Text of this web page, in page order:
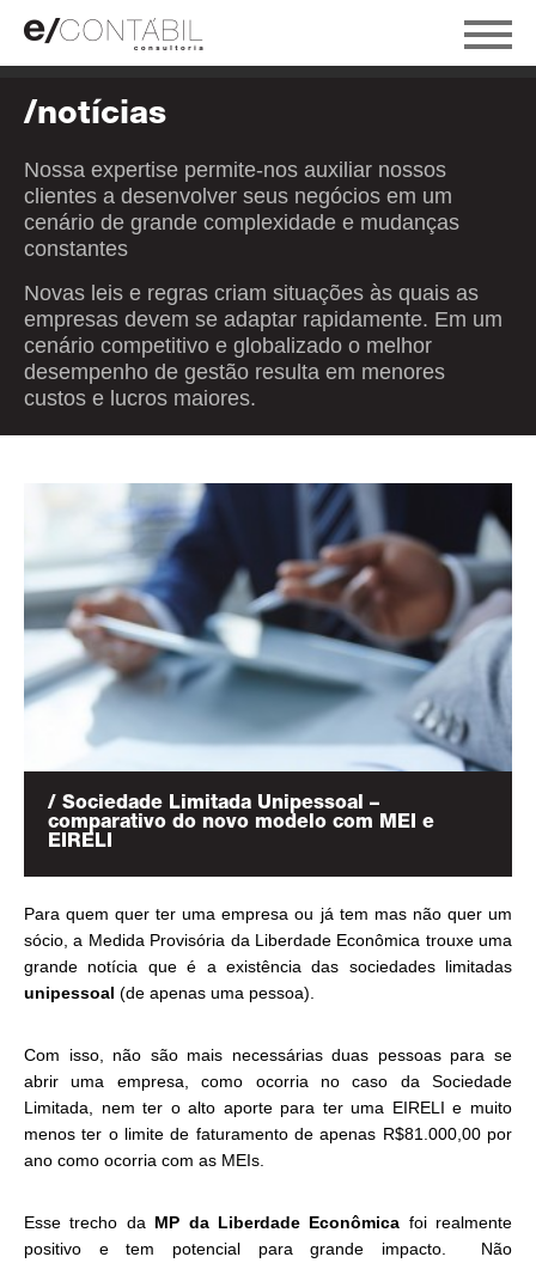
/notícias
Nossa expertise permite-nos auxiliar nossos
clientes a desenvolver seus negócios em um
cenário de grande complexidade e mudanças
constantes
Novas leis e regras criam situações às quais as
empresas devem se adaptar rapidamente. Em um
cenário competitivo e globalizado o melhor
desempenho de gestão resulta em menores
custos e lucros maiores.
/ Sociedade Limitada Unipessoal –
comparativo do novo modelo com MEI e
EIRELI
Para quem quer ter uma empresa ou já tem mas não quer um
sócio, a Medida Provisória da Liberdade Econômica trouxe uma
grande notícia que é a existência das sociedades limitadas
unipessoal (de apenas uma pessoa).
Com isso, não são mais necessárias duas pessoas para se
abrir uma empresa, como ocorria no caso da Sociedade
Limitada, nem ter o alto aporte para ter uma EIRELI e muito
menos ter o limite de faturamento de apenas R$81.000,00 por
ano como ocorria com as MEIs.
Esse trecho da MP da Liberdade Econômica foi realmente
positivo e tem potencial para grande impacto. Não